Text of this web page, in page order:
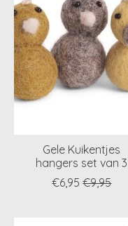
Gele Kuikentjes
hangers set van 3
€6,95 €9,95